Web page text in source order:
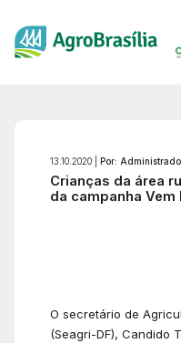
13.10.2020 | Por:
Crianças da área
da campanha
O secretário de
(Seagri-DF), Candido